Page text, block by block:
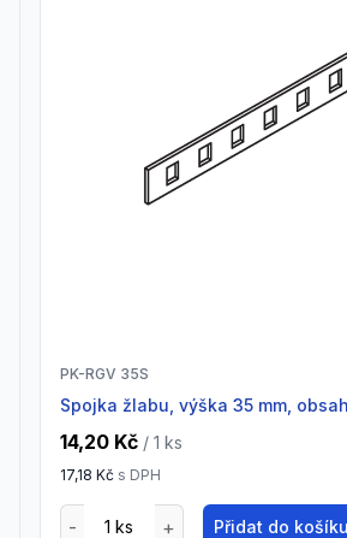
PK-RGV 35S
spojka žlabu, výška 35 mm,
14,20 Kč / 1 ks
17,18 Kč s DPH
Přidat do košíku